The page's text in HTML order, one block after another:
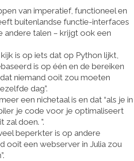
van imperatief, functioneel en
buitenlandse functie-interfaces
andere talen – krijgt ook een
is op iets dat op Python lijkt,
is op één en de bereiken
niemand ooit zou moeten
dag”.
een nichetaal is en dat “als je in
je code voor je optimaliseert
doen. ”.
beperkter is op andere
ooit een webserver in Julia zou